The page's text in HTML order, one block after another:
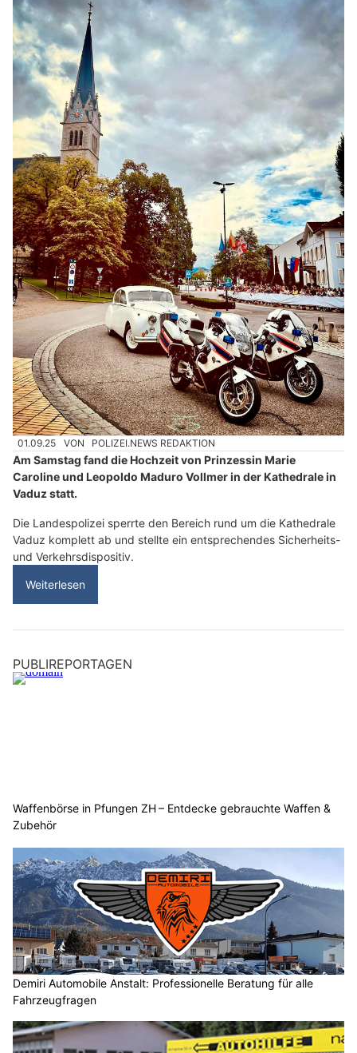
01.09.25 VON POLIZEI.NEWS REDAKTION
Am Samstag fand die Hochzeit von Prinzessin Marie
Caroline und Leopoldo Maduro Vollmer in der Kathedrale in
Vaduz statt.
Die Landespolizei sperrte den Bereich rund um die Kathedrale
Vaduz komplett ab und stellte ein entsprechendes Sicherheits-
und Verkehrsdispositiv.
Weiterlesen
PUBLIREPORTAGEN
Waffenbörse in Pfungen ZH – Entdecke gebrauchte Waffen &
Zubehör
Demiri Automobile Anstalt: Professionelle Beratung für alle
Fahrzeugfragen